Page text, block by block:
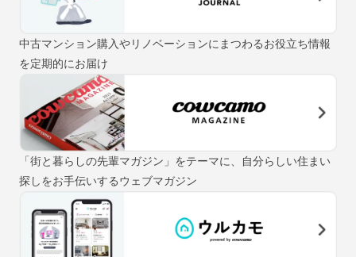
中古マンション購入やリノベーションにまつわるお役立ち情報
を定期的にお届け
「街と暮らしの先輩マガジン」をテーマに、自分らしい住まい
探しをお手伝いするウェブマガジン